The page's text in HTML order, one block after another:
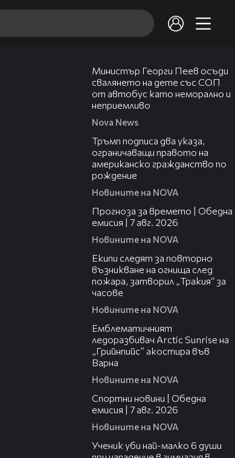
Министър Георги Пеев осъди
свалянето на дете със СОП
от автобус като неморално и
неприемливо
Nova News
Тръмп подписа два указа,
ограничаващи правото на
американско гражданство по
рождение
Новините на NOVA
Прогноза за времето | Обедна
емисия | 7 авг. 2026
Новините на NOVA
Екипи следят за повторно
възникване на огнища след
пожара, затворил „Тракия“ за
часове
Новините на NOVA
Емблематичният
ледоразбивач Arctic Sunrise на
„Грийнпийс” акостира във
Варна
Новините на NOVA
Спортни новини | Обедна
емисия | 7 aвг. 2026
Новините на NOVA
Ученик уби най-малко 6 души